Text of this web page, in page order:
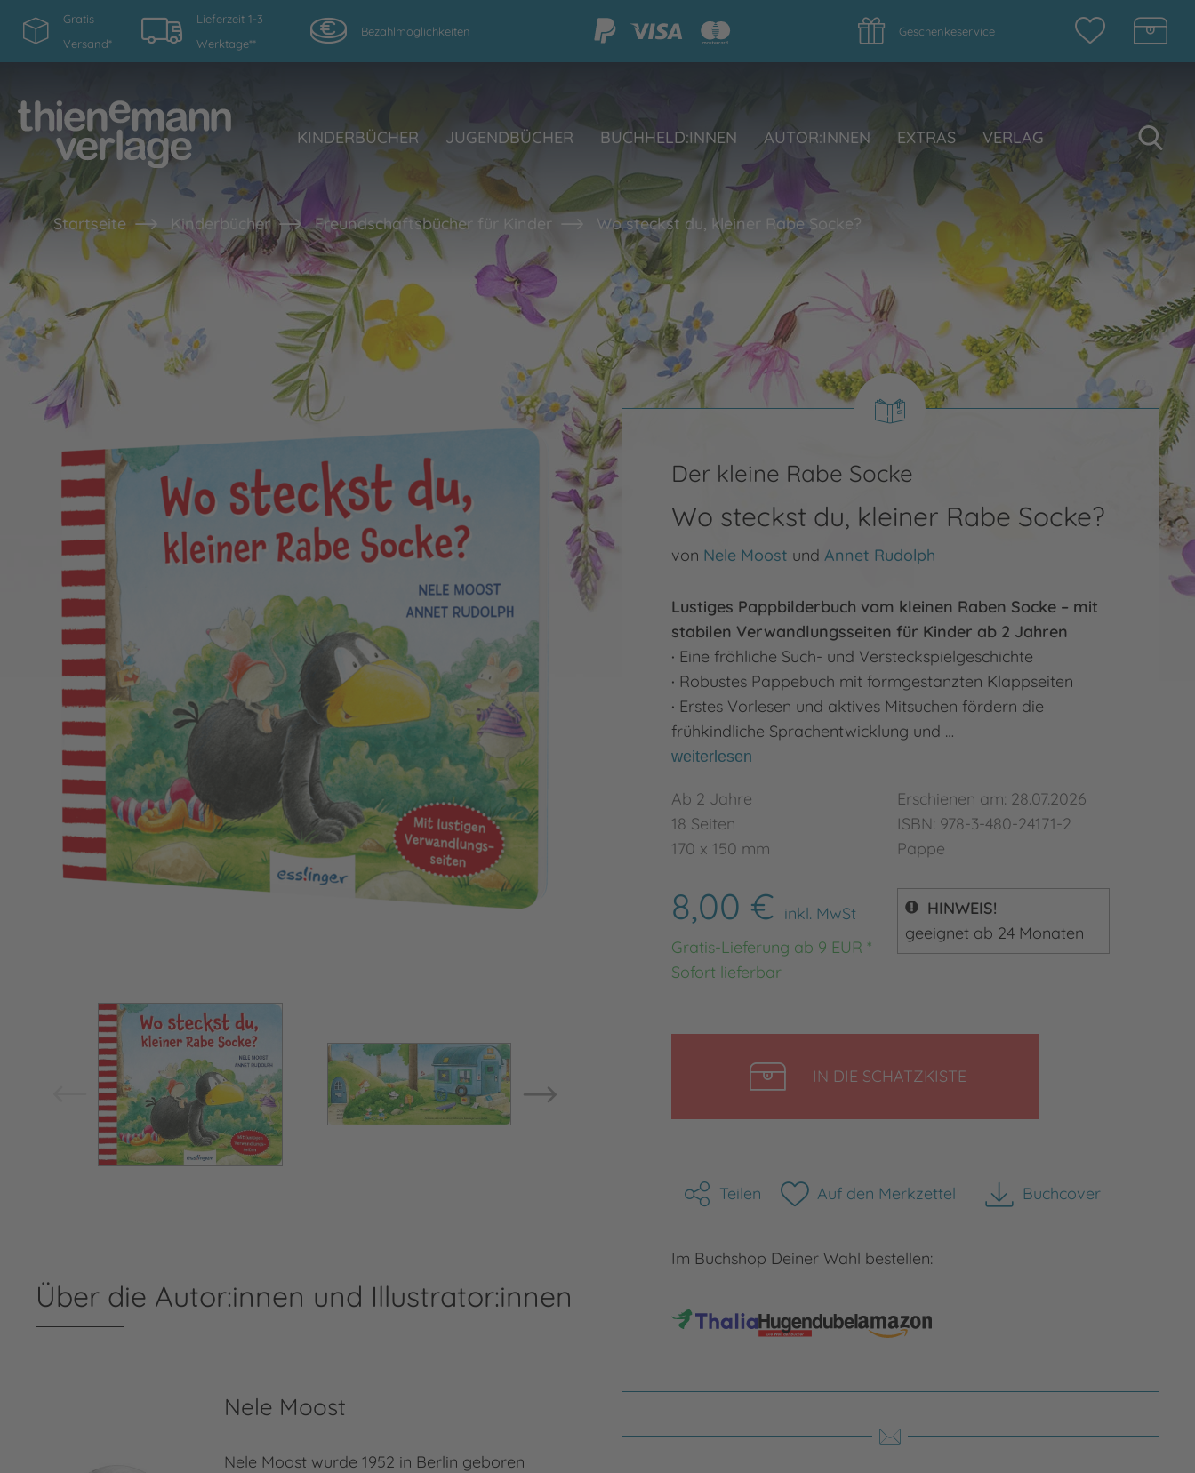
Gratis
Versand*
Lieferzeit 1-3
Werktage**
Bezahlmöglichkeiten Geschenkeservice
KINDERBÜCHER JUGENDBÜCHER BUCHHELD:INNEN AUTOR:INNEN EXTRAS VERLAG
Startseite Kinderbücher Freundschaftsbücher für Kinder Wo steckst du, kleiner Rabe Socke?
Bild vergrößern
Der kleine Rabe Socke
Wo steckst du, kleiner Rabe Socke?
von Nele Moost und Annet Rudolph
Lustiges Pappbilderbuch vom kleinen Raben Socke – mit
stabilen Verwandlungsseiten für Kinder ab 2 Jahren
· Eine fröhliche Such- und Versteckspielgeschichte
· Robustes Pappebuch mit formgestanzten Klappseiten
· Erstes Vorlesen und aktives Mitsuchen fördern die
frühkindliche Sprachentwicklung und …
weiterlesen
Ab 2 Jahre
18 Seiten
170 x 150 mm
Erschienen am: 28.07.2026
ISBN: 978-3-480-24171-2
Pappe
8,00 € inkl. MwSt
Gratis-Lieferung ab 9 EUR *
Sofort lieferbar
HINWEIS!
geeignet ab 24 Monaten
IN DIE SCHATZKISTE
Teilen Auf den Merkzettel Buchcover
herunterladen
Im Buchshop Deiner Wahl bestellen:
Über die Autor:innen und Illustrator:innen
Nele Moost
Nele Moost wurde 1952 in Berlin geboren